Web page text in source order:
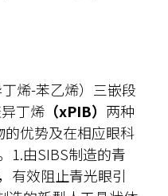
烯-苯乙烯）三嵌段
丁烯 （xPIB） 两种
优势及在相应眼科
1.由SIBS制造的青
有效阻止青光眼引